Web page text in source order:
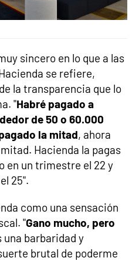
sincero en lo que a las
se refiere,
la transparencia que lo
"Habré pagado a
de 50 o 60.000
la mitad, ahora
Hacienda la pagas
en un trimestre el 22 y
25".
como una sensación
"Gano mucho, pero
una barbaridad y
brutal de poderme